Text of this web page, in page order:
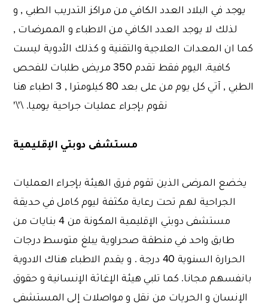
يوجد في البلاد العدد الكافي من مراكز التدريب الطبي , و
لذلك لا يوجد العدد الكافي من الاطباء و الممرضات ,
كما ان المعدات العلاجية والتقنية و كذلك الأدوية ليست
كافية. اليوم فقط تقدم 350 مريض طلبات للفحص
الطبي , آتي كل يوم من على بعد 80 كيلومترا , 3 اطباء هنا
نقوم بإجراء عمليات جراحية يوميا. \'\'
مستشفى دوبتي الإقليمية
يخضع المرضى الذين تقوم فرق الهيئة بإجراء العمليات
الجراحية لهم تحت رعاية مكثفة ليوم كامل في حديقة
مستشفى دوبتي الإقليمية المكونة من 4 بنايات من
طابق واحد في منطقة صحراوية يبلغ متوسط ​​درجات
الحرارة السنوية 40 درجة . و يقدم الاطباء هناك الادوية
بانفسهم مجانا. كما تلبي هيئة الإغاثة الإنسانية و حقوق
الإنسان و الحريات من نقل و مواصلات إلى المستشفى